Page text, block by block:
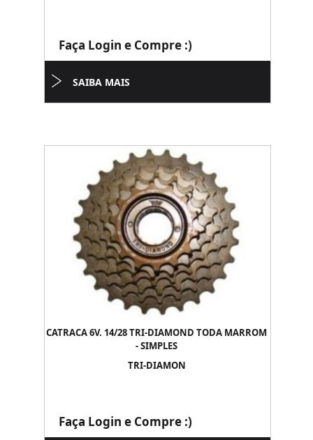
Faça Login e Compre :)
SAIBA MAIS
CATRACA 6V. 14/28 TRI-DIAMOND TODA MARROM
- SIMPLES
TRI-DIAMON
Faça Login e Compre :)